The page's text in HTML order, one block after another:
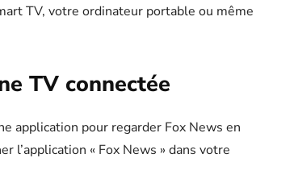
TV, votre ordinateur portable ou même
TV connectée
application pour regarder Fox News en
l’application « Fox News » dans votre